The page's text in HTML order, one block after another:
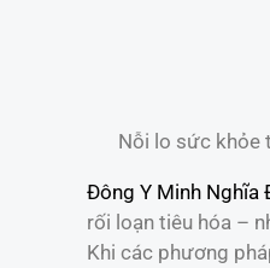
Nỗi lo sức khỏe
Đông Y Minh Nghĩa
rối loạn tiêu hóa –
Khi các phương